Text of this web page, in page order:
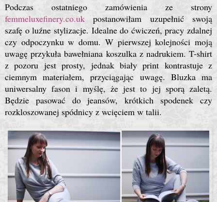
Podczas ostatniego zamówienia ze strony
femmeluxefinery.co.uk postanowiłam uzupełnić swoją
szafę o luźne stylizacje. Idealne do ćwiczeń, pracy zdalnej
czy odpoczynku w domu. W pierwszej kolejności moją
uwagę przykuła bawełniana koszulka z nadrukiem. T-shirt
z pozoru jest prosty, jednak biały print kontrastuje z
ciemnym materiałem, przyciągając uwagę. Bluzka ma
uniwersalny fason i myślę, że jest to jej sporą zaletą.
Będzie pasować do jeansów, krótkich spodenek czy
rozkloszowanej spódnicy z wcięciem w talii.